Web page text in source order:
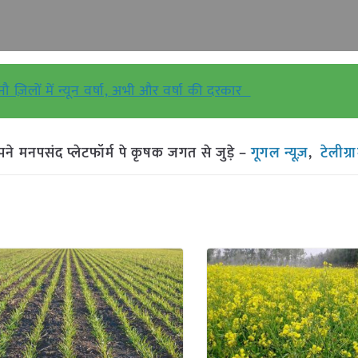
ज़िलों में न्यून वर्षा, अभी और वर्षा की दरकार
मनपसंद प्लेटफॉर्म पे कृषक जगत से जुड़े –गूगल न्यूज़,